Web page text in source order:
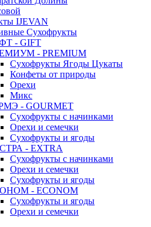
IJEVAN
Сухофрукты
- GIFT
- PREMIUM
Сухофрукты Ягоды Цукаты
Конфеты от природы
Орехи
Микс
- GOURMET
Сухофрукты с начинками
Орехи и семечки
Сухофрукты и ягоды
- EXTRA
Сухофрукты с начинками
Орехи и семечки
Сухофрукты и ягоды
- ECONOM
Сухофрукты и ягоды
Орехи и семечки